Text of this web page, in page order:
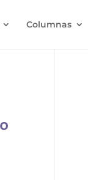
Columnas